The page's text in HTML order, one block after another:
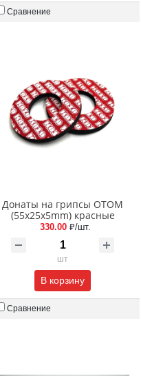
Сравнение
Донаты на грипсы ОТОМ
(55x25x5mm) красные
330.00 ₽/шт.
шт
В корзину
Сравнение